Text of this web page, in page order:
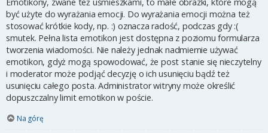
być użyte do wyrażania emocji. Do wyrażania emocji można też
stosować krótkie kody, np. :) oznacza radość, podczas gdy :(
smutek. Pełna lista emotikon jest dostępna z poziomu formularza
tworzenia wiadomości. Nie należy jednak nadmiernie używać
emotikon, gdyż mogą spowodować, że post stanie się nieczytelny
i moderator może podjąć decyzję o ich usunięciu bądź też
usunięciu całego posta. Administrator witryny może określić
dopuszczalny limit emotikon w poście.
Na górę